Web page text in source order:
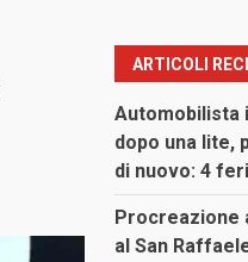
ARTICOLI
Automobilista
dopo una lite,
di nuovo: 4
Procreazione
al San